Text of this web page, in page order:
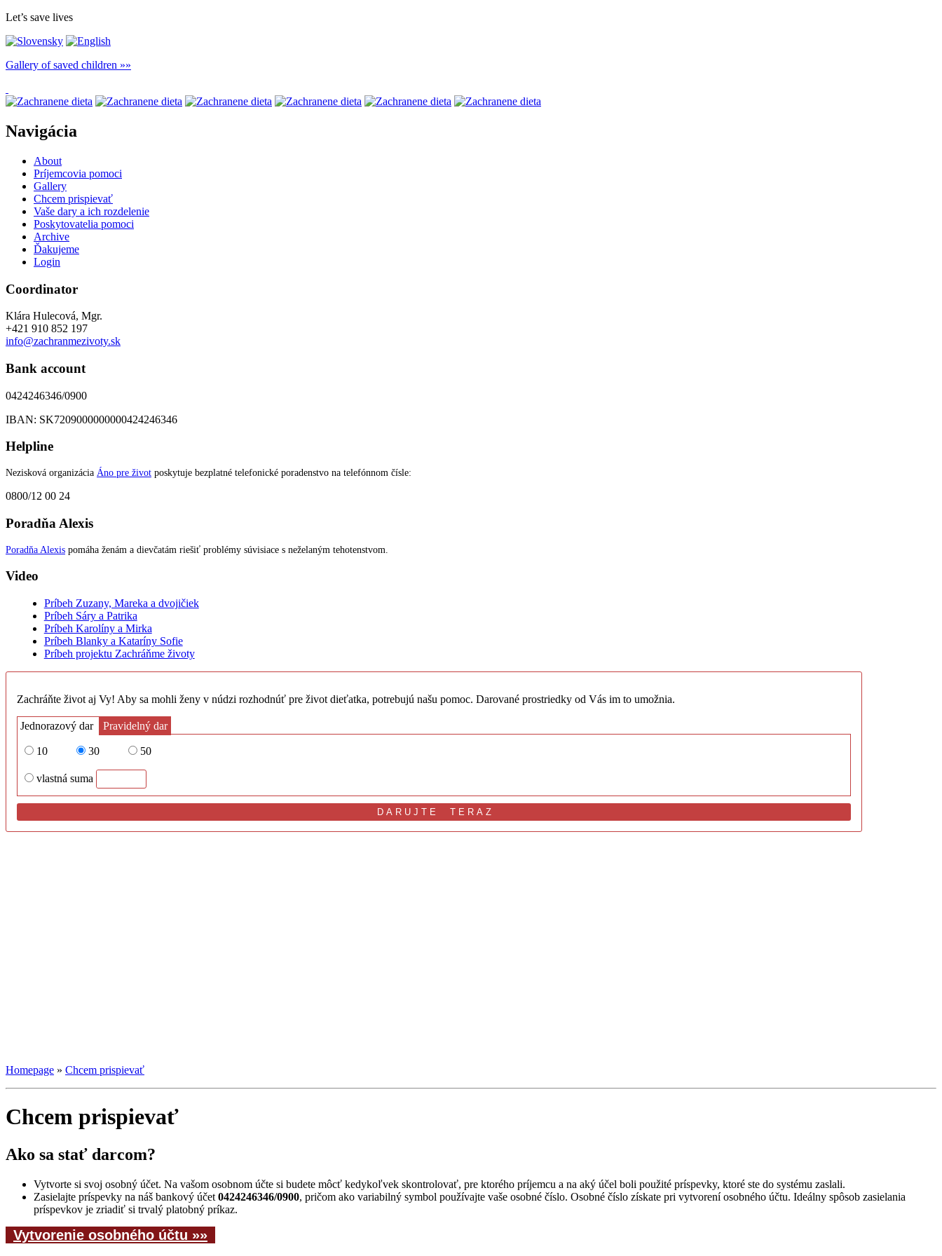
Let’s save lives
Gallery of saved children
Navigácia
About
Príjemcovia pomoci
Gallery
Chcem prispievať
Vaše dary a ich rozdelenie
Poskytovatelia pomoci
Archive
Ďakujeme
Login
Coordinator
Klára Hulecová, Mgr.
+421 910 852 197
info@zachranmezivoty.sk
Bank account
0424246346/0900
IBAN: SK7209000000000424246346
Helpline
Nezisková organizácia Áno pre život poskytuje bezplatné telefonické poradenstvo na telefónnom čísle:
0800/12 00 24
Poradňa Alexis
Poradňa Alexis pomáha ženám a dievčatám riešiť problémy súvisiace s neželaným tehotenstvom.
Video
Príbeh Zuzany, Mareka a dvojičiek
Príbeh Sáry a Patrika
Príbeh Karolíny a Mirka
Príbeh Blanky a Kataríny Sofie
Príbeh projektu Zachráňme životy
Homepage » Chcem prispievať
Chcem prispievať
Ako sa stať darcom?
Vytvorte si svoj osobný účet. Na vašom osobnom účte si budete môcť kedykoľvek skontrolovať, pre ktorého príjemcu a na aký účel boli použité príspevky, ktoré ste do systému zaslali.
Zasielajte príspevky na náš bankový účet 0424246346/0900, pričom ako variabilný symbol používajte vaše osobné číslo. Osobné číslo získate pri vytvorení osobného účtu. Ideálny spôsob zasielania
príspevkov je zriadiť si trvalý platobný príkaz.
http://kupicpigulki.pl/
Vytvorenie osobného účtu